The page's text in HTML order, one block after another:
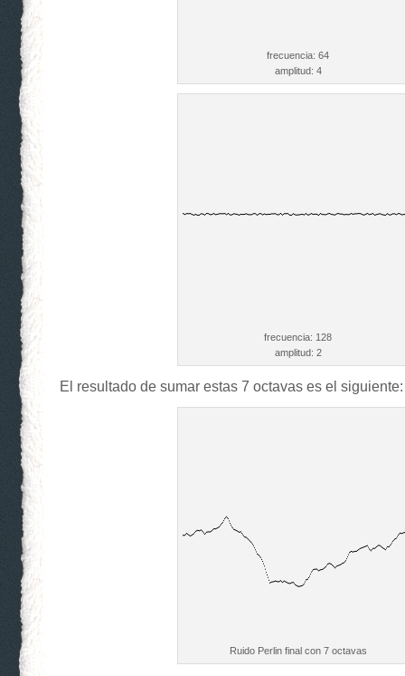
frecuencia: 64
amplitud: 4
frecuencia: 128
amplitud: 2
El resultado de sumar estas 7 octavas es el siguiente:
Ruido Perlin final con 7 octavas